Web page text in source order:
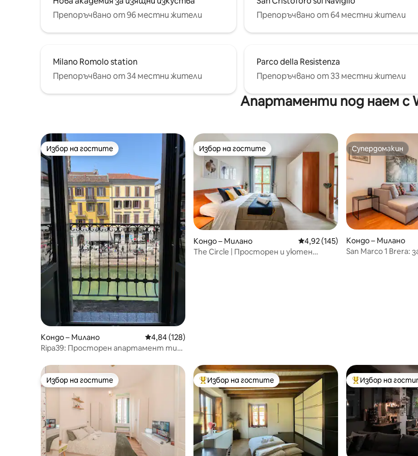
Препоръчвано от 96 местни жители
Препоръчвано от 64 местни жители
Milano Romolo station
Препоръчвано от 34 местни жители
Parco della Resistenza
Препоръчвано от 33 местни жители
Апартаменти под наем с
Избор на гостите
Избор на гостите
Кондо – Милано Средна оценка: 4,84 от 5, 128 отзива
4,84 (128)
Ripa39: Просторен апартамент тип
Избор на гостите
Избор на гостите
Кондо – Милано Средна оценка: 4,92 от 5, 145
4,92 (145)
The Circle | Просторен и уютен
Супердомакин
Супердомакин
Кондо – Милано
San Marco 1
Избор на гостите
Избор на гостите Най-популярен избор на гостите
Избор на гостите Най-популярен
Избор на